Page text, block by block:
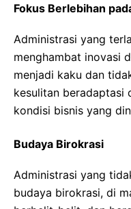
Fokus Berlebihan
Administrasi yang
menghambat inovasi
menjadi kaku dan
kesulitan beradaptasi
kondisi bisnis yang
Budaya Birokrasi
Administrasi yang
budaya birokrasi, di